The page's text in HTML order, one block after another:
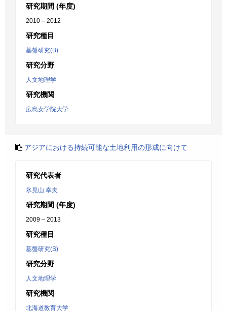
研究期間 (年度)
2010 – 2012
研究種目
基盤研究(B)
研究分野
人文地理学
研究機関
広島女学院大学
アジアにおける持続可能な土地利用の形成に向けて
研究代表者
氷見山 幸夫
研究期間 (年度)
2009 – 2013
研究種目
基盤研究(S)
研究分野
人文地理学
研究機関
北海道教育大学